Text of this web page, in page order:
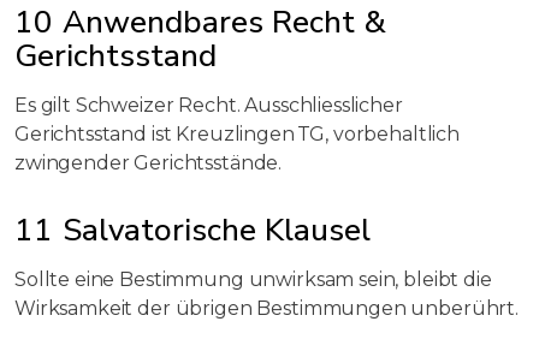
10 Anwendbares Recht &
Gerichtsstand
Es gilt Schweizer Recht. Ausschliesslicher
Gerichtsstand ist Kreuzlingen TG, vorbehaltlich
zwingender Gerichtsstände.
11 Salvatorische Klausel
Sollte eine Bestimmung unwirksam sein, bleibt die
Wirksamkeit der übrigen Bestimmungen unberührt.